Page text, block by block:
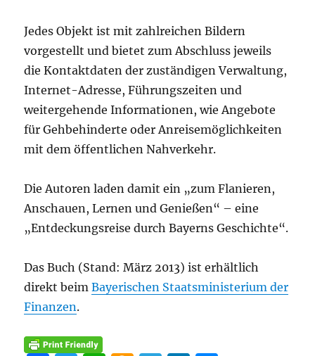
Jedes Objekt ist mit zahlreichen Bildern
vorgestellt und bietet zum Abschluss jeweils
die Kontaktdaten der zuständigen Verwaltung,
Internet-Adresse, Führungszeiten und
weitergehende Informationen, wie Angebote
für Gehbehinderte oder Anreisemöglichkeiten
mit dem öffentlichen Nahverkehr.
Die Autoren laden damit ein „zum Flanieren,
Anschauen, Lernen und Genießen“ – eine
„Entdeckungsreise durch Bayerns Geschichte“.
Das Buch (Stand: März 2013) ist erhältlich
direkt beimBayerischen Staatsministerium der
Finanzen.